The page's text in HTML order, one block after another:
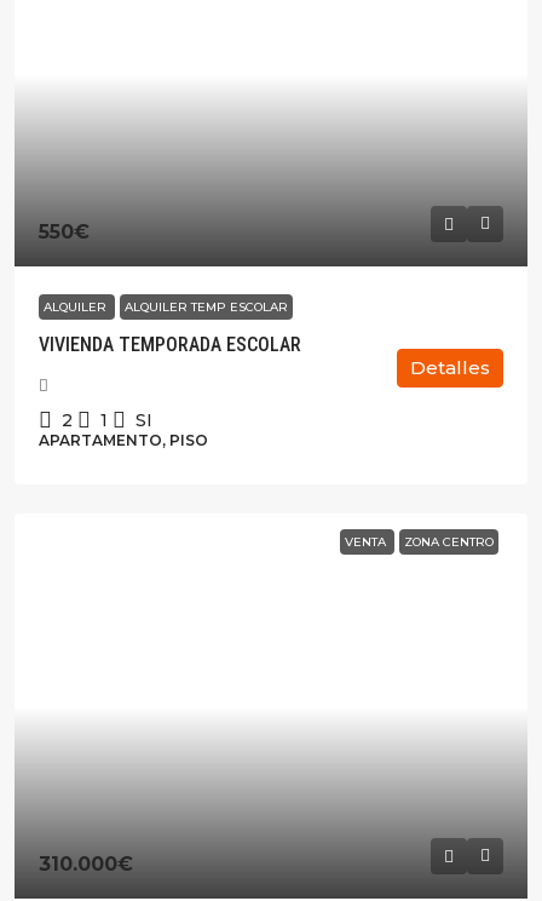
550€
ALQUILER ALQUILER TEMP ESCOLAR
VIVIENDA TEMPORADA ESCOLAR
2 1 SI
APARTAMENTO, PISO
Detalles
VENTA ZONA CENTRO
310.000€